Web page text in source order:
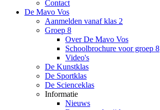
Contact
De Mavo Vos
Aanmelden vanaf klas 2
Groep 8
Over De Mavo Vos
Schoolbrochure voor groep 8
Video's
De Kunstklas
De Sportklas
De Scienceklas
Informatie
Nieuws